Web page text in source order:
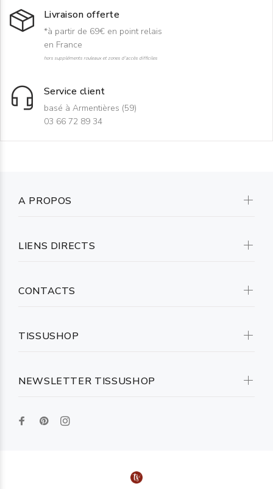
Livraison offerte
*à partir de 69€ en point relais
en France
hors suppléments rouleaux et zones d'accès difficiles
Service client
basé à Armentières (59)
03 66 72 89 34
NEWSLETTER TISSUSHOP
A PROPOS
LIENS DIRECTS
CONTACTS
TISSUSHOP